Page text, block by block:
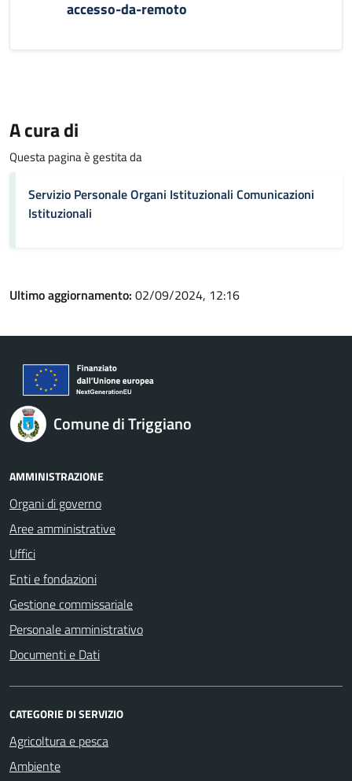
accesso-da-remoto
A cura di
Questa pagina è gestita da
Servizio Personale Organi Istituzionali Comunicazioni
Istituzionali
Ultimo aggiornamento: 02/09/2024, 12:16
Comune di Triggiano
AMMINISTRAZIONE
Organi di governo
Aree amministrative
Uffici
Enti e fondazioni
Gestione commissariale
Personale amministrativo
Documenti e Dati
CATEGORIE DI SERVIZIO
Agricoltura e pesca
Ambiente